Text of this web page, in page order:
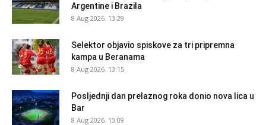
Argentine i Brazila
8 Aug 2026. 13:29
Selektor objavio spiskove za tri pripremna
kampa u Beranama
8 Aug 2026. 13:15
Posljednji dan prelaznog roka donio nova lica u
Bar
8 Aug 2026. 13:09